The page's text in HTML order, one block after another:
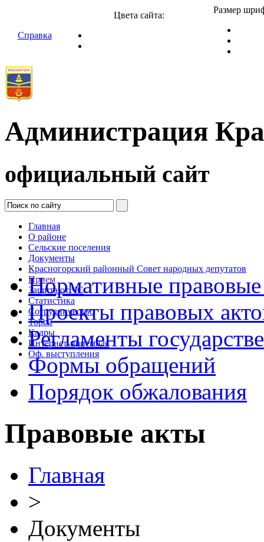
Справка
Цвета сайта:
Размер
Администрация
официальный сайт
Главная
О районе
Сельские поселения
Документы
Красногорский районный Совет народных депутатов
Прием
Защита от ЧС
Статистика
Сотрудничество
Торги
Кадры
Интернет-приемная
Оф. выступления
Нормативные
Проекты правовых
Регламенты
Формы обращений
Порядок обжалования
Правовые акты
Главная
>
Документы